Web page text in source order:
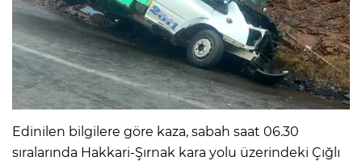
Edinilen bilgilere göre kaza, sabah saat 06.30
sıralarında Hakkari-Şırnak kara yolu üzerindeki Çığlı